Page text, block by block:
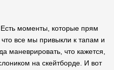
моменты, которые прям
все мы привыкли к тапам и
маневрировать, что кажется,
на скейтборде. И вот